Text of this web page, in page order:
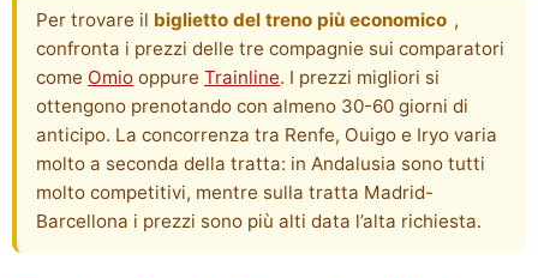
Per trovare il biglietto del treno più economico ,
confronta i prezzi delle tre compagnie sui comparatori
come Omio oppure Trainline. I prezzi migliori si
ottengono prenotando con almeno 30-60 giorni di
anticipo. La concorrenza tra Renfe, Ouigo e Iryo varia
molto a seconda della tratta: in Andalusia sono tutti
molto competitivi, mentre sulla tratta Madrid-
Barcellona i prezzi sono più alti data l’alta richiesta.